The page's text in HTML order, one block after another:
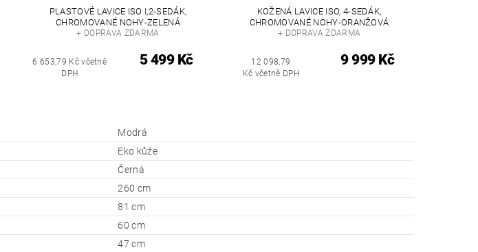
PLASTOVÉ LAVICE ISO I,2-SEDÁK,
CHROMOVANÉ NOHY-ZELENÁ
+ DOPRAVA ZDARMA
6 653,79 Kč včetně
DPH
5 499 Kč
KOŽENÁ LAVICE ISO, 4-SEDÁK,
CHROMOVANÉ NOHY-ORANŽOVÁ
+ DOPRAVA ZDARMA
12 098,79
Kč včetně DPH
9 999 Kč
Modrá
Eko kůže
Černá
260 cm
81 cm
60 cm
47 cm